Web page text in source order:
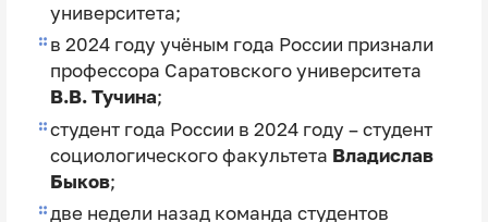
университета;
в 2024 году учёным года России признали
профессора Саратовского университета
В.В. Тучина;
студент года России в 2024 году – студент
социологического факультета Владислав
Быков;
две недели назад команда студентов